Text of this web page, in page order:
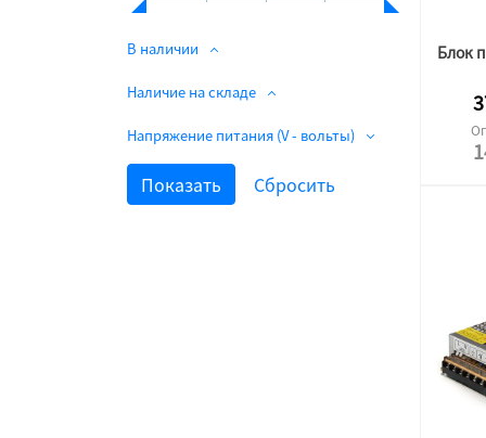
В наличии
Наличие на складе
Напряжение питания (V - вольты)